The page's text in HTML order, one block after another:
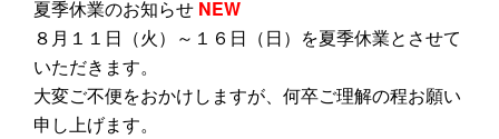
夏季休業のお知らせ NEW
８月１１日（火）～１６日（日）を夏季休業とさせて
いただきます。
大変ご不便をおかけしますが、何卒ご理解の程お願い
申し上げます。